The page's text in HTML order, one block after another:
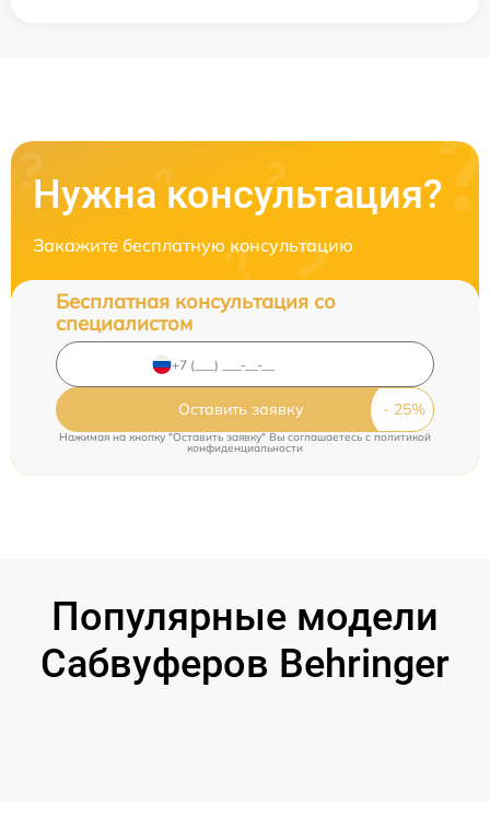
Нужна консультация?
Закажите бесплатную консультацию
Бесплатная консультация со
специалистом
Оставить заявку
Нажимая на кнопку "Оставить заявку" Вы соглашаетесь c политикой
конфиденциальности
Популярные модели
Сабвуферов Behringer